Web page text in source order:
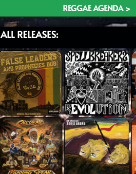
REGGAE AGENDA >
ALL RELEASES: